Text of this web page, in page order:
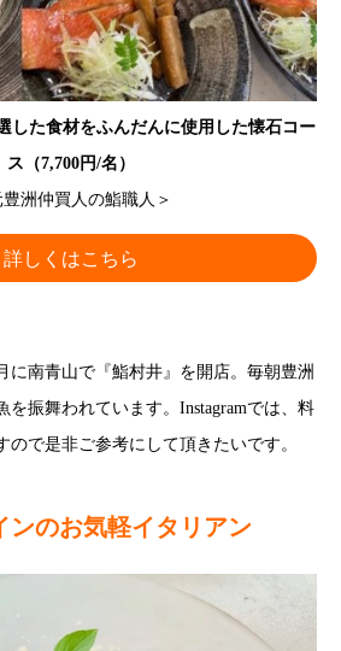
した食材をふんだんに使用した懐石コー
ス（7,700円/名）
豊洲仲買人の鮨職人＞
詳しくはこちら
に南青山で『鮨村井』を開店。毎朝豊洲
を振舞われています。Instagramでは、料
ので是非ご参考にして頂きたいです。
ンのお気軽イタリアン